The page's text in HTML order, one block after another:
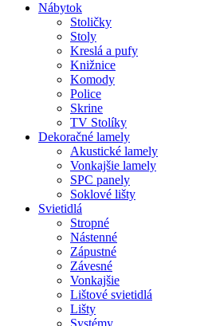
Nábytok
Stoličky
Stoly
Kreslá a pufy
Knižnice
Komody
Police
Skrine
TV Stolíky
Dekoračné lamely
Akustické lamely
Vonkajšie lamely
SPC panely
Soklové lišty
Svietidlá
Stropné
Nástenné
Zápustné
Závesné
Vonkajšie
Lištové svietidlá
Lišty
Systémy